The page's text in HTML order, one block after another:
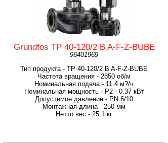
Grundfos TP 40-120/2 B A-F-Z-BUBE
96401969
Тип продукта - TP 40-120/2 B A-F-Z-BUBE
Частота вращения - 2850 об/м
Номинальная подача - 11.4 м?/ч
Номинальная мощность - P2 - 0.37 кВт
Допустимое давление - PN 6/10
Монтажная длина - 250 мм
Нетто вес - 25.1 кг